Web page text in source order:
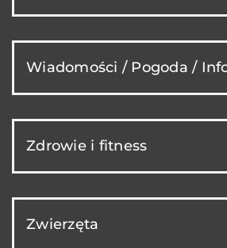
Wiadomości / Pogoda /
Zdrowie i fitness
Zwierzęta